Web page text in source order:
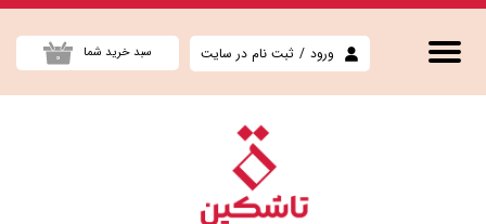
ورود / ثبت نام در سایت
حساب کاربری من
تغییر گذر واژه
خروج از حساب کاربری
۰ سبد خرید شما